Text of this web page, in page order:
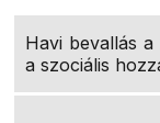
Havi bevallás
a szociális